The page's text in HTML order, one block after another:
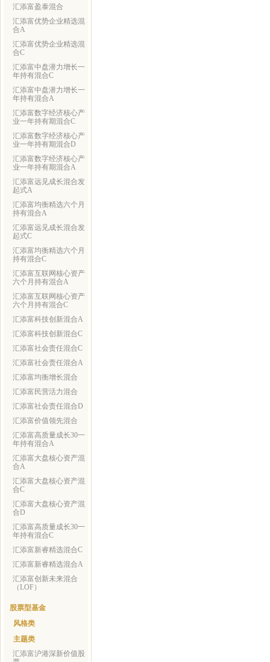
汇添富盈泰混合
汇添富优势企业精选混
合A
汇添富优势企业精选混
合C
汇添富中盘潜力增长一
年持有混合C
汇添富中盘潜力增长一
年持有混合A
汇添富数字经济核心产
业一年持有期混合C
汇添富数字经济核心产
业一年持有期混合D
汇添富数字经济核心产
业一年持有期混合A
汇添富远见成长混合发
起式A
汇添富均衡精选六个月
持有混合A
汇添富远见成长混合发
起式C
汇添富均衡精选六个月
持有混合C
汇添富互联网核心资产
六个月持有混合A
汇添富互联网核心资产
六个月持有混合C
汇添富科技创新混合A
汇添富科技创新混合C
汇添富社会责任混合C
汇添富社会责任混合A
汇添富均衡增长混合
汇添富民营活力混合
汇添富社会责任混合D
汇添富价值领先混合
汇添富高质量成长30一
年持有混合A
汇添富大盘核心资产混
合A
汇添富大盘核心资产混
合C
汇添富大盘核心资产混
合D
汇添富高质量成长30一
年持有混合C
汇添富新睿精选混合C
汇添富新睿精选混合A
汇添富创新未来混合
（LOF）
股票型基金
风格类
主题类
汇添富沪港深新价值股